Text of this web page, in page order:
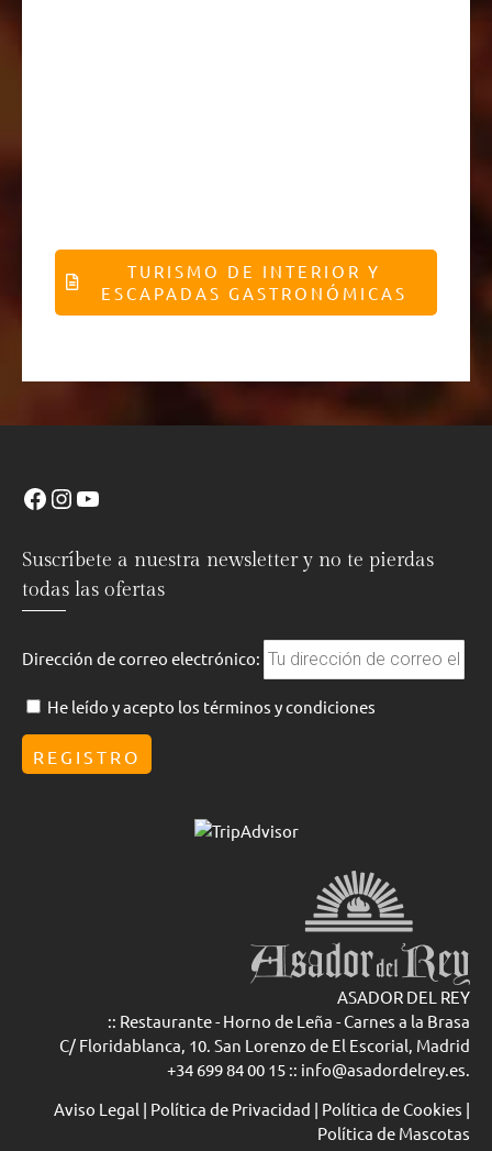
TURISMO DE INTERIOR Y
ESCAPADAS GASTRONÓMICAS
Suscríbete a nuestra newsletter y no te pierdas
todas las ofertas
Dirección de correo electrónico:
He leído y acepto los términos y condiciones
ASADOR DEL REY
:: Restaurante - Horno de Leña - Carnes a la Brasa
C/ Floridablanca, 10. San Lorenzo de El Escorial, Madrid
+34 699 84 00 15 :: info@asadordelrey.es.
Aviso Legal | Política de Privacidad | Política de Cookies |
Política de Mascotas